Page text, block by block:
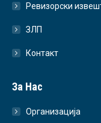
Ревизорски
ЗЛП
Контакт
За Нас
Организација